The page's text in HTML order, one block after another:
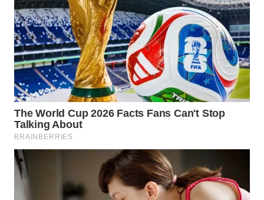
WN
MALUKU
WN
MALUT
WN
DAIRI
WN
DANAU